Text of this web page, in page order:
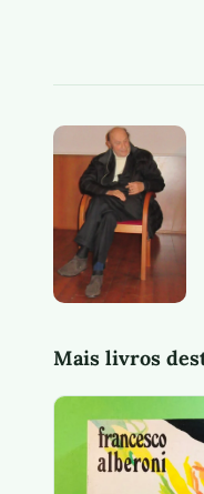
Mais livros